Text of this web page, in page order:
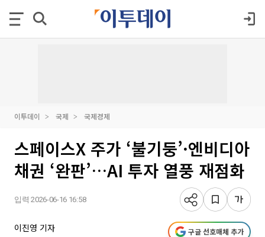
이투데이 국제 국제경제
스페이스X 주가 ‘불기둥’·엔비디아
채권 ‘완판’…AI 투자 열풍 재점화
입력 2026-06-16 16:58
이진영 기자 구글 선호매체 추가